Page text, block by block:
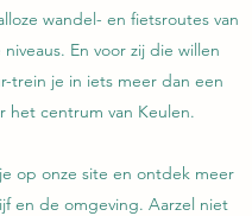
wandel- en fietsroutes van
En voor zij die willen
trein je in iets meer dan een
het centrum van Keulen.
op onze site en ontdek meer
en de omgeving. Aarzel niet